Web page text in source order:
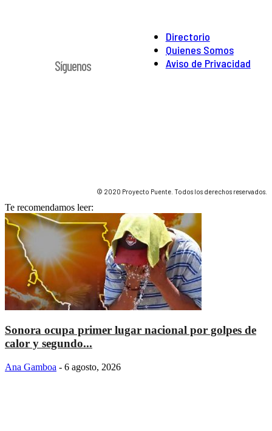
Directorio
Quienes Somos
Aviso de Privacidad
Síguenos
© 2020 Proyecto Puente. Todos los derechos reservados.
Te recomendamos leer:
Sonora ocupa primer lugar nacional por golpes de
calor y segundo...
Ana Gamboa - 6 agosto, 2026